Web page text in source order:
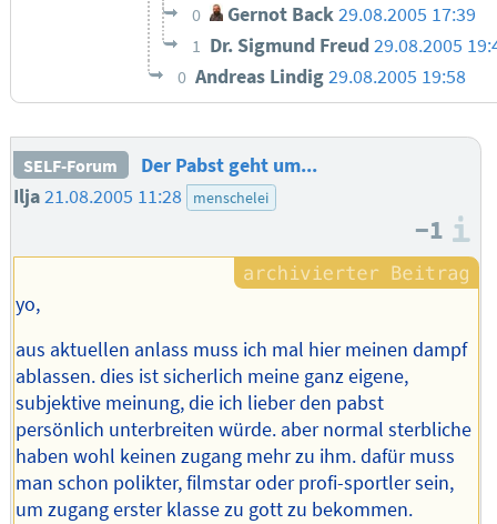
0 Gernot Back29.08.2005 17:39
1 Dr. Sigmund Freud29.08.2005
0 Andreas Lindig29.08.2005 19:58
SELF-Forum
Der Pabst geht um...
Ilja21.08.2005 11:28 menschelei
−1
yo,
aus aktuellen anlass muss ich mal hier meinen dampf
ablassen. dies ist sicherlich meine ganz eigene,
subjektive meinung, die ich lieber den pabst
persönlich unterbreiten würde. aber normal sterbliche
haben wohl keinen zugang mehr zu ihm. dafür muss
man schon polikter, filmstar oder profi-sportler sein,
um zugang erster klasse zu gott zu bekommen.